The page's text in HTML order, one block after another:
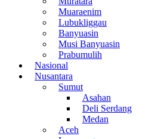
Muaraenim
Lubukliggau
Banyuasin
Musi Banyuasin
Prabumulih
Nasional
Nusantara
Sumut
Asahan
Deli Serdang
Medan
Aceh